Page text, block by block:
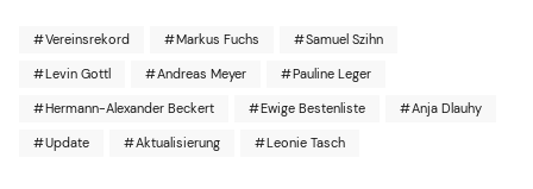
Vereinsrekord Markus Fuchs Samuel Szihn
Levin Gottl Andreas Meyer Pauline Leger
Hermann-Alexander Beckert Ewige Bestenliste Anja Dlauhy
Update Aktualisierung Leonie Tasch